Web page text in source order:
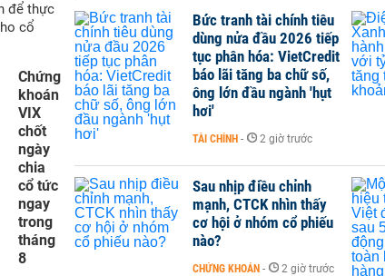
để thực
cổ
Chứng
khoán
VIX
chốt
ngày
chia
cổ tức
ngay
trong
tháng
8
Bức tranh tài chính tiêu
dùng nửa đầu 2026 tiếp
tục phân hóa: VietCredit
báo lãi tăng ba chữ số,
ông lớn đầu ngành 'hụt
hơi'
TÀI CHÍNH - 2 giờ trước
Sau nhịp điều chỉnh
mạnh, CTCK nhìn thấy
cơ hội ở nhóm cổ phiếu
nào?
CHỨNG KHOÁN - 2 giờ trước